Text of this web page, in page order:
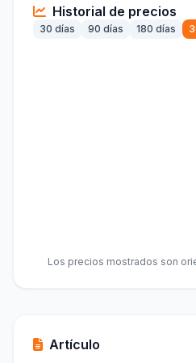
Historial de precios
30 días 90 días 180 días
Los precios mostrados son
Artículo